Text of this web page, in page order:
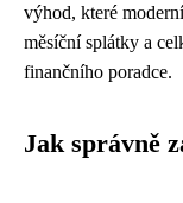
výhod, které
měsíční splátky a
finančního poradce.
Jak správně